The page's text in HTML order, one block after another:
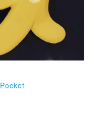
Pocket